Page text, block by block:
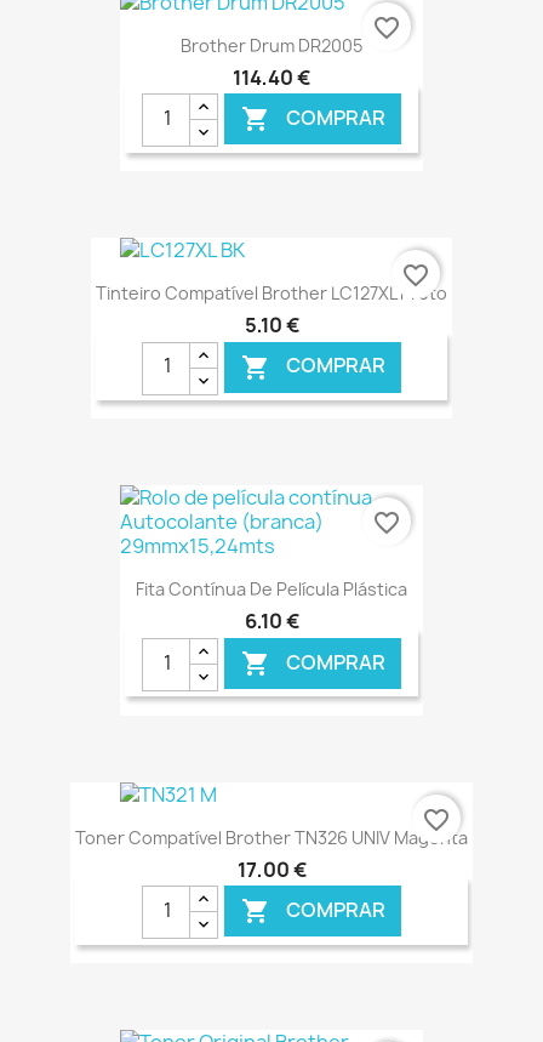
Brother Drum DR2005
114,40 €
 COMPRAR
€ ONLINE
favorite_border
Tinteiro Compatível Brother LC127XL Preto
5,10 €
 COMPRAR
€ ONLINE
favorite_border
Fita Contínua De Película Plástica
6,10 €
 COMPRAR
favorite_border
Toner Compatível Brother TN326 UNIV Magenta
17,00 €
 COMPRAR
favorite_border